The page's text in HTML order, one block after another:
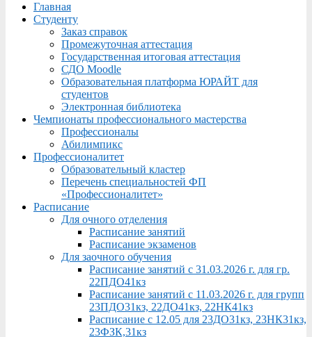
Menu
Главная
Студенту
Заказ справок
Промежуточная аттестация
Государственная итоговая аттестация
СДО Moodle
Образовательная платформа ЮРАЙТ для
студентов
Электронная библиотека
Чемпионаты профессионального мастерства
Профессионалы
Абилимпикс
Профессионалитет
Образовательный кластер
Перечень специальностей ФП
«Профессионалитет»
Расписание
Для очного отделения
Расписание занятий
Расписание экзаменов
Для заочного обучения
Расписание занятий с 31.03.2026 г. для гр.
22ПДО41кз
Расписание занятий с 11.03.2026 г. для групп
23ПДО31кз, 22ДО41кз, 22НК41кз
Расписание с 12.05 для 23ДО31кз, 23НК31кз,
23ФЗК,31кз